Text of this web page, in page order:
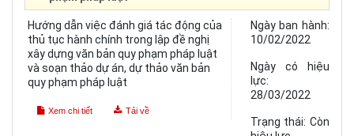
Hướng dẫn việc đánh giá tác động của
thủ tục hành chính trong lập đề nghị
xây dựng văn bản quy phạm pháp luật
và soạn thảo dự án, dự thảo văn bản
quy phạm pháp luật
Xem chi tiết Tải về
Ngày ban hành:
10/02/2022
Ngày có hiệu
lực:
28/03/2022
Trạng thái: Còn